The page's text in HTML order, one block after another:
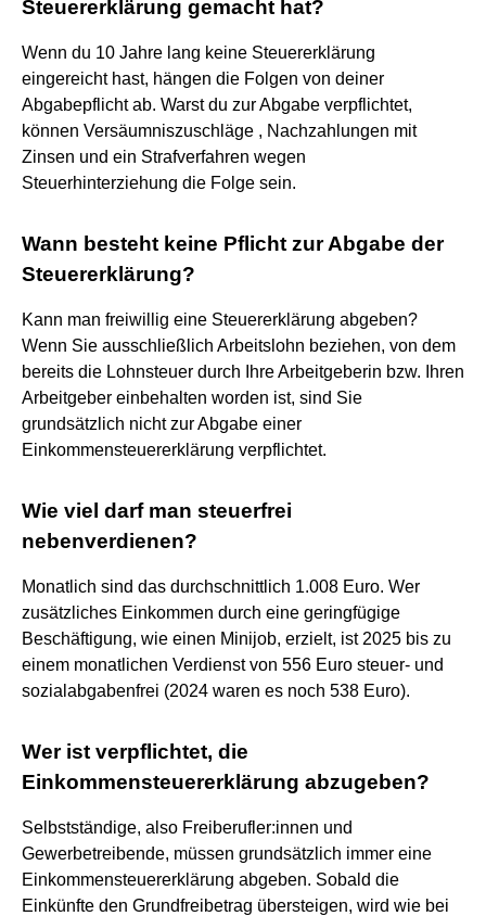
Steuererklärung gemacht hat?
Wenn du 10 Jahre lang keine Steuererklärung
eingereicht hast, hängen die Folgen von deiner
Abgabepflicht ab. Warst du zur Abgabe verpflichtet,
können Versäumniszuschläge , Nachzahlungen mit
Zinsen und ein Strafverfahren wegen
Steuerhinterziehung die Folge sein.
Wann besteht keine Pflicht zur Abgabe der
Steuererklärung?
Kann man freiwillig eine Steuererklärung abgeben?
Wenn Sie ausschließlich Arbeitslohn beziehen, von dem
bereits die Lohnsteuer durch Ihre Arbeitgeberin bzw. Ihren
Arbeitgeber einbehalten worden ist, sind Sie
grundsätzlich nicht zur Abgabe einer
Einkommensteuererklärung verpflichtet.
Wie viel darf man steuerfrei
nebenverdienen?
Monatlich sind das durchschnittlich 1.008 Euro. Wer
zusätzliches Einkommen durch eine geringfügige
Beschäftigung, wie einen Minijob, erzielt, ist 2025 bis zu
einem monatlichen Verdienst von 556 Euro steuer- und
sozialabgabenfrei (2024 waren es noch 538 Euro).
Wer ist verpflichtet, die
Einkommensteuererklärung abzugeben?
Selbstständige, also Freiberufler:innen und
Gewerbetreibende, müssen grundsätzlich immer eine
Einkommensteuererklärung abgeben. Sobald die
Einkünfte den Grundfreibetrag übersteigen, wird wie bei